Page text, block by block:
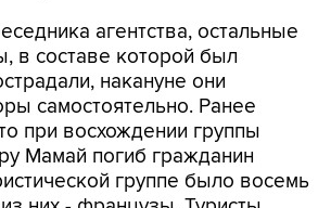
агентства, остальные
в составе которой был
накануне они
самостоятельно. Ранее
при восхождении группы
Мамай погиб гражданин
группе было восемь